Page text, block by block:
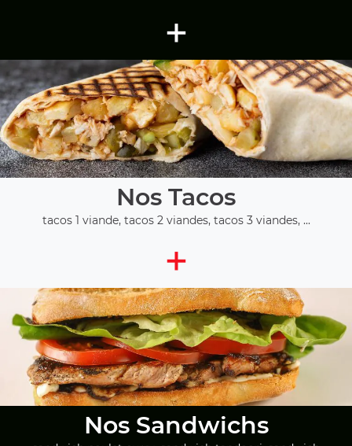
+
Nos Tacos
tacos 1 viande, tacos 2 viandes, tacos 3 viandes, ...
+
Nos Sandwichs